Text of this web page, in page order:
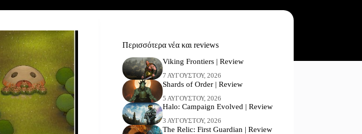
Περισσότερα νέα και reviews
Viking Frontiers | Review
7 ΑΥΓΟΎΣΤΟΥ, 2026
Shards of Order | Review
5 ΑΥΓΟΎΣΤΟΥ, 2026
Halo: Campaign Evolved | Review
3 ΑΥΓΟΎΣΤΟΥ, 2026
The Relic: First Guardian | Review